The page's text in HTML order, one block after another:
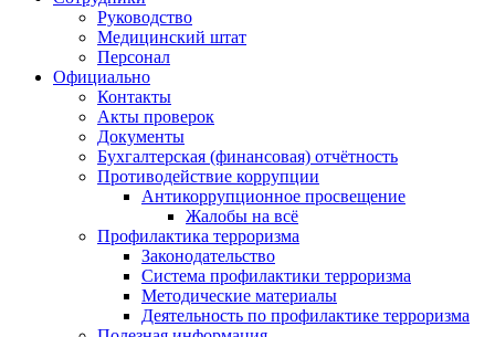
Руководство
Медицинский штат
Персонал
Официально
Контакты
Акты проверок
Документы
Бухгалтерская (финансовая) отчётность
Противодействие коррупции
Антикоррупционное просвещение
Жалобы на всё
Профилактика терроризма
Законодательство
Система профилактики терроризма
Методические материалы
Деятельность по профилактике терроризма